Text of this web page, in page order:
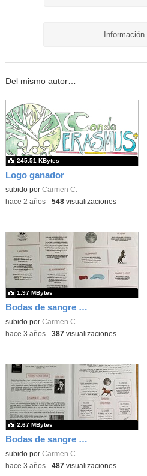
Del mismo autor…
Logo ganador
subido por Carmen C.
245.51 KBytes
-hace 2 años- 548visualizaciones
Bodas de sangre L. Labanda
subido por Carmen C.
1.97 MBytes
-hace 3 años- 387visualizaciones
Bodas de sangre D. Labanda
subido por Carmen C.
2.67 MBytes
-hace 3 años- 487visualizaciones